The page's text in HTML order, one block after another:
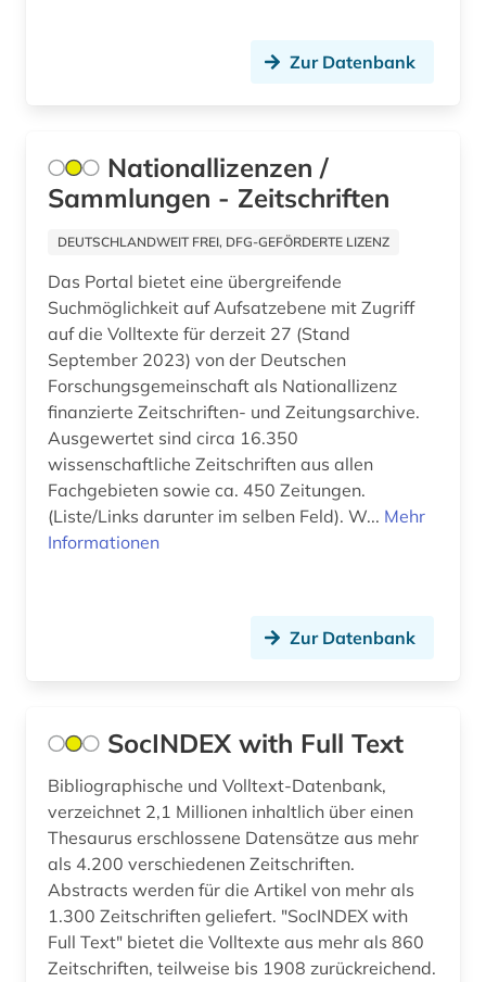
Zur Datenbank
Nationallizenzen /
Sammlungen - Zeitschriften
DEUTSCHLANDWEIT FREI, DFG-GEFÖRDERTE LIZENZ
Das Portal bietet eine übergreifende
Suchmöglichkeit auf Aufsatzebene mit Zugriff
auf die Volltexte für derzeit 27 (Stand
September 2023) von der Deutschen
Forschungsgemeinschaft als Nationallizenz
finanzierte Zeitschriften- und Zeitungsarchive.
Ausgewertet sind circa 16.350
wissenschaftliche Zeitschriften aus allen
Fachgebieten sowie ca. 450 Zeitungen.
(Liste/Links darunter im selben Feld). W... Mehr
Informationen
Zur Datenbank
SocINDEX with Full Text
Bibliographische und Volltext-Datenbank,
verzeichnet 2,1 Millionen inhaltlich über einen
Thesaurus erschlossene Datensätze aus mehr
als 4.200 verschiedenen Zeitschriften.
Abstracts werden für die Artikel von mehr als
1.300 Zeitschriften geliefert. "SocINDEX with
Full Text" bietet die Volltexte aus mehr als 860
Zeitschriften, teilweise bis 1908 zurückreichend.